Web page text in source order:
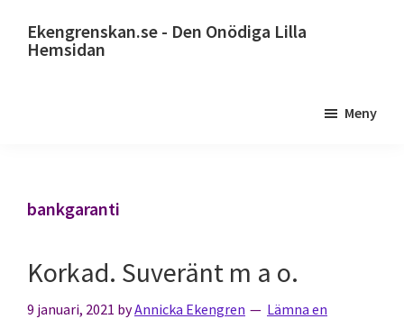
Ekengrenskan.se - Den Onödiga Lilla
Hemsidan
Meny
bankgaranti
Korkad. Suveränt m a o.
9 januari, 2021 byAnnicka Ekengren
Lämna en